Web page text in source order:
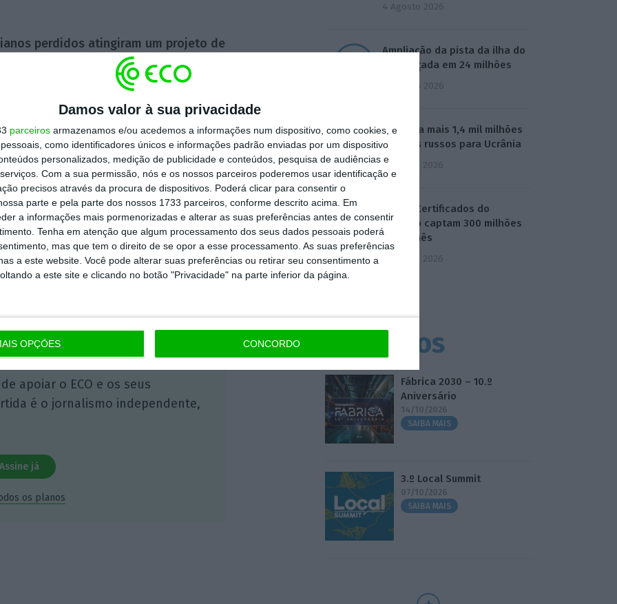
Damos valor à sua privacidade
parceiros armazenamos e/ou acedemos a informações num dispositivo, como cookies, e
como identificadores únicos e informações padrão enviadas por um dispositivo
personalizados, medição de publicidade e conteúdos, pesquisa de audiências e
Com a sua permissão, nós e os nossos parceiros poderemos usar identificação e
precisos através da procura de dispositivos. Poderá clicar para consentir o
parte e pela parte dos nossos 1733 parceiros, conforme descrito acima. Em
a informações mais pormenorizadas e alterar as suas preferências antes de consentir
Tenha em atenção que algum processamento dos seus dados pessoais poderá
mas que tem o direito de se opor a esse processamento. As suas preferências
a este website. Você pode alterar suas preferências ou retirar seu consentimento a
a este site e clicando no botão "Privacidade" na parte inferior da página.
OPÇÕES CONCORDO
perdidos atingiram um projeto de
uma crise política que levou a
na semana passada.
https://eco.sapo.pt/2026/05/20/lituania-emitiu-alerta-aereo-apos-incursao-de-drones-pede-a-populacao-que-se-abrigue/ Copiar
Premium
é mais importante do que
e rigoroso.
apoiar o ECO e os seus
é o jornalismo independente,
Assine já
os planos
4 Agosto 2026
Ampliação da pista da ilha do
Pico orçada em 24 milhões
4 Agosto 2026
UE envia mais 1,4 mil milhões
de juros russos para Ucrânia
5 Agosto 2026
Novos Certificados do
Tesouro captam 300 milhões
no 1.º mês
5 Agosto 2026
Eventos
Fábrica 2030 – 10.º
Aniversário
14/10/2026
SAIBA MAIS
3.º Local Summit
07/10/2026
SAIBA MAIS